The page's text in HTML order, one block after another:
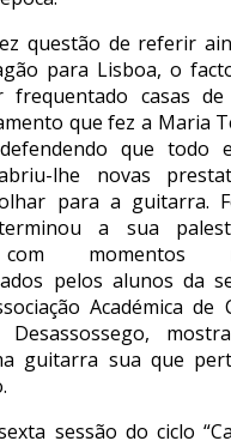
questão de referir
para Lisboa, o
casas
que fez a Maria
que todo
lhe novas
para a guitarra.
a sua
momentos
pelos alunos da
Académica de
guitarra sua que
sessão do ciclo